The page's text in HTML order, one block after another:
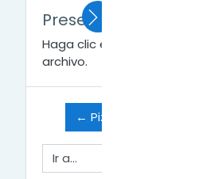
Presentaciones con
Haga clic en
archivo.
← Pizarra de
Ir a...